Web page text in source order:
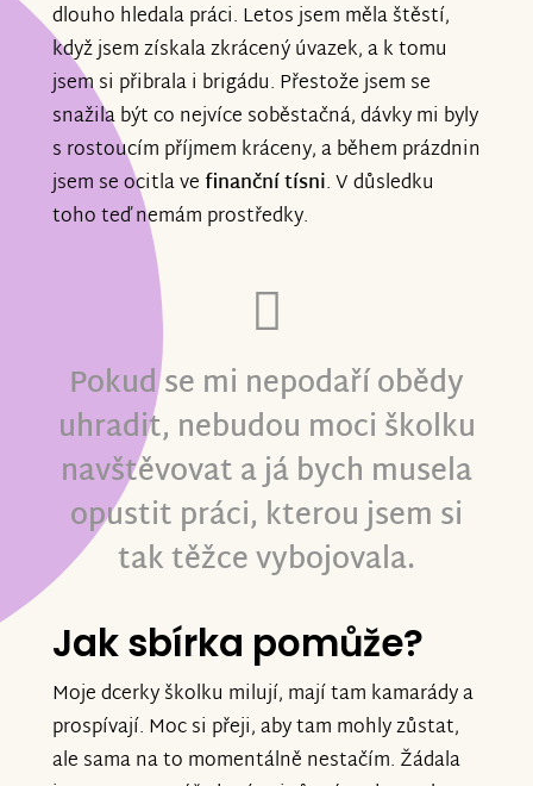
dlouho hledala práci. Letos jsem měla štěstí,
když jsem získala zkrácený úvazek, a k tomu
jsem si přibrala i brigádu. Přestože jsem se
snažila být co nejvíce soběstačná, dávky mi byly
s rostoucím příjmem kráceny, a během prázdnin
jsem se ocitla vefinanční tísni. V důsledku
toho teď nemám prostředky.
Pokud se mi nepodaří obědy
uhradit, nebudou moci školku
navštěvovat a já bych musela
opustit práci, kterou jsem si
tak těžce vybojovala.
Jak sbírka pomůže?
Moje dcerky školku milují, mají tam kamarády a
prospívají. Moc si přeji, aby tam mohly zůstat,
ale sama na to momentálně nestačím. Žádala